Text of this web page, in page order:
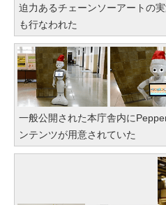
迫力あるチェーンソーアートの
も行なわれた
一般公開された本庁舎内に
ンテンツが用意されていた